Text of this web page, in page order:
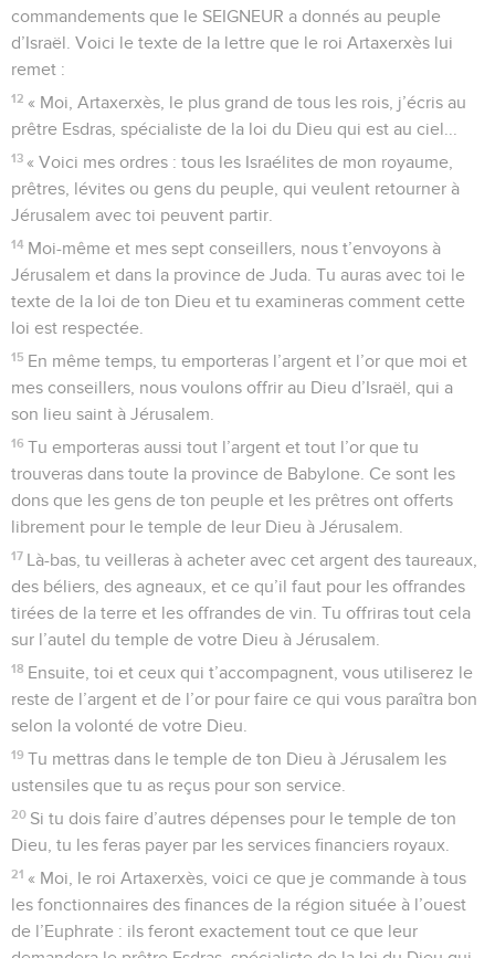
commandements que le SEIGNEUR a donnés au peuple
d’Israël. Voici le texte de la lettre que le roi Artaxerxès lui
remet :
12 « Moi, Artaxerxès, le plus grand de tous les rois, j’écris au
prêtre Esdras, spécialiste de la loi du Dieu qui est au ciel...
13 « Voici mes ordres : tous les Israélites de mon royaume,
prêtres, lévites ou gens du peuple, qui veulent retourner à
Jérusalem avec toi peuvent partir.
14 Moi-même et mes sept conseillers, nous t’envoyons à
Jérusalem et dans la province de Juda. Tu auras avec toi le
texte de la loi de ton Dieu et tu examineras comment cette
loi est respectée.
15 En même temps, tu emporteras l’argent et l’or que moi et
mes conseillers, nous voulons offrir au Dieu d’Israël, qui a
son lieu saint à Jérusalem.
16 Tu emporteras aussi tout l’argent et tout l’or que tu
trouveras dans toute la province de Babylone. Ce sont les
dons que les gens de ton peuple et les prêtres ont offerts
librement pour le temple de leur Dieu à Jérusalem.
17 Là-bas, tu veilleras à acheter avec cet argent des taureaux,
des béliers, des agneaux, et ce qu’il faut pour les offrandes
tirées de la terre et les offrandes de vin. Tu offriras tout cela
sur l’autel du temple de votre Dieu à Jérusalem.
18 Ensuite, toi et ceux qui t’accompagnent, vous utiliserez le
reste de l’argent et de l’or pour faire ce qui vous paraîtra bon
selon la volonté de votre Dieu.
19 Tu mettras dans le temple de ton Dieu à Jérusalem les
ustensiles que tu as reçus pour son service.
20 Si tu dois faire d’autres dépenses pour le temple de ton
Dieu, tu les feras payer par les services financiers royaux.
21 « Moi, le roi Artaxerxès, voici ce que je commande à tous
les fonctionnaires des finances de la région située à l’ouest
de l’Euphrate : ils feront exactement tout ce que leur